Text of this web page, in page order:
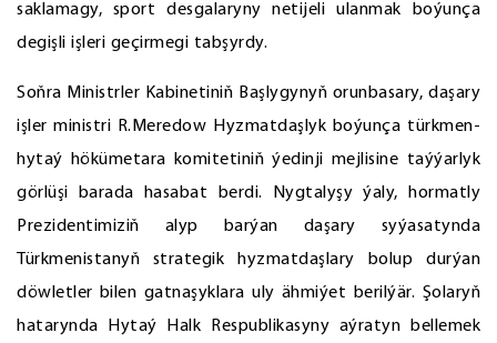
saklamagy, sport desgalaryny netijeli ulanmak boýunça
degişli işleri geçirmegi tabşyrdy.
Soňra Ministrler Kabinetiniň Başlygynyň orunbasary, daşary
işler ministri R.Meredow Hyzmatdaşlyk boýunça türkmen-
hytaý hökümetara komitetiniň ýedinji mejlisine taýýarlyk
görlüşi barada hasabat berdi. Nygtalyşy ýaly, hormatly
Prezidentimiziň alyp barýan daşary syýasatynda
Türkmenistanyň strategik hyzmatdaşlary bolup durýan
döwletler bilen gatnaşyklara uly ähmiýet berilýär. Şolaryň
hatarynda Hytaý Halk Respublikasyny aýratyn bellemek